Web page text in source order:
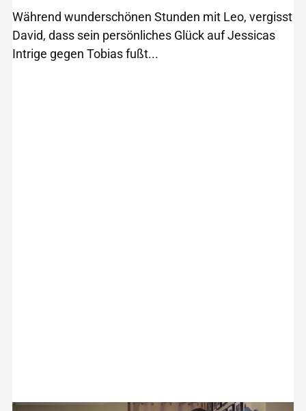
Während wunderschönen Stunden mit Leo, vergisst
David, dass sein persönliches Glück auf Jessicas
Intrige gegen Tobias fußt...